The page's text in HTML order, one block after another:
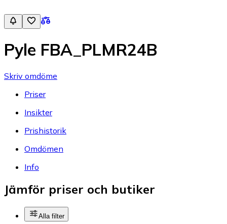
Pyle FBA_PLMR24B
Skriv omdöme
Priser
Insikter
Prishistorik
Omdömen
Info
Jämför priser och butiker
Alla filter